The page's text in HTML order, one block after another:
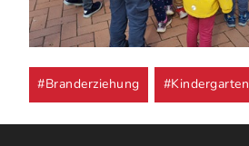
Post
#Branderziehung #Kindergarten